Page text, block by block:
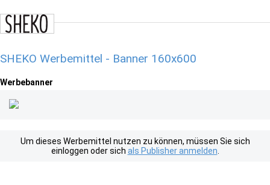
SHEKO Werbemittel - Banner 160x600
Werbebanner
Um dieses Werbemittel nutzen zu können, müssen Sie sich
einloggen oder sich als Publisher anmelden